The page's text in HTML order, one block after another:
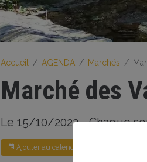
Accueil AGENDA Marchés
Marché des
Le 15/10/2022 - Chaque
Ajouter au calendrier